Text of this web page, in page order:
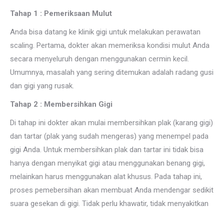
Tahap 1 : Pemeriksaan Mulut
Anda bisa datang ke klinik gigi untuk melakukan perawatan
scaling. Pertama, dokter akan memeriksa kondisi mulut Anda
secara menyeluruh dengan menggunakan cermin kecil.
Umumnya, masalah yang sering ditemukan adalah radang gusi
dan gigi yang rusak.
Tahap 2 : Membersihkan Gigi
Di tahap ini dokter akan mulai membersihkan plak (karang gigi)
dan tartar (plak yang sudah mengeras) yang menempel pada
gigi Anda. Untuk membersihkan plak dan tartar ini tidak bisa
hanya dengan menyikat gigi atau menggunakan benang gigi,
melainkan harus menggunakan alat khusus. Pada tahap ini,
proses pemebersihan akan membuat Anda mendengar sedikit
suara gesekan di gigi. Tidak perlu khawatir, tidak menyakitkan